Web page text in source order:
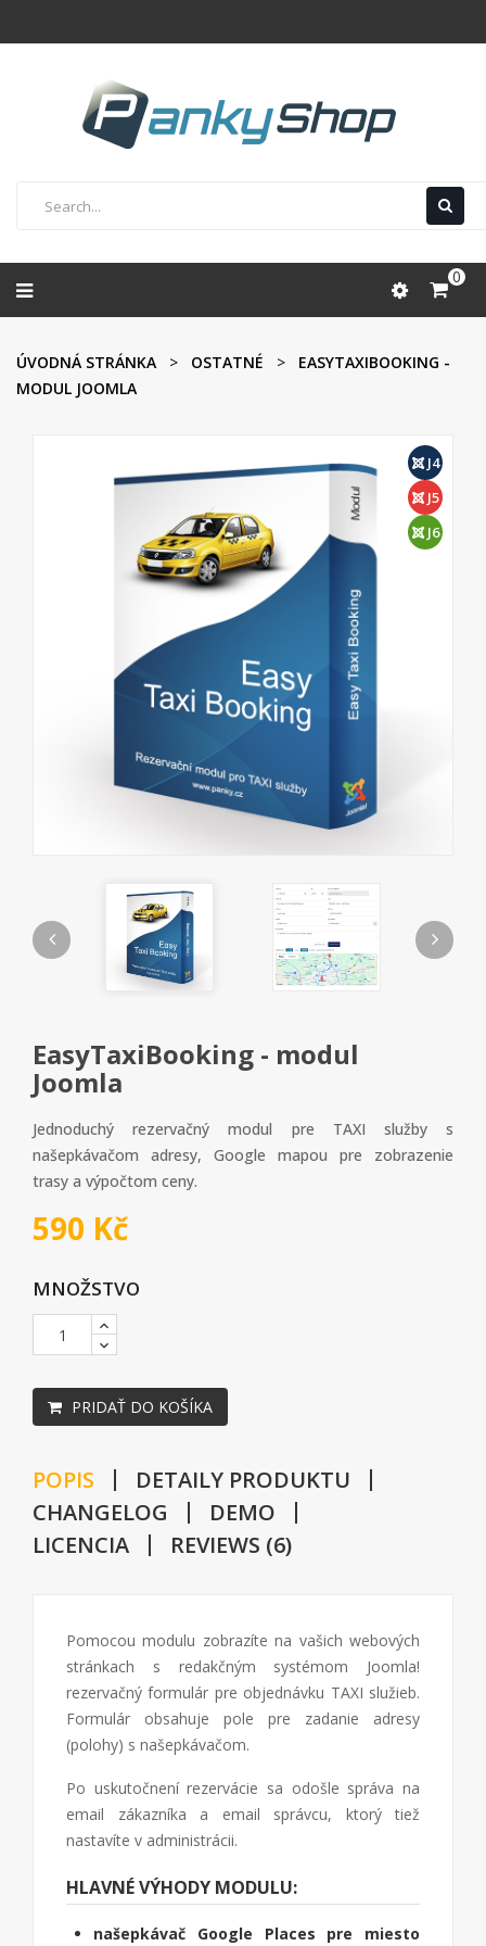
0
ÚVODNÁ STRÁNKA OSTATNÉ
EASYTAXIBOOKING -
MODUL JOOMLA
J4
J5
J6
EasyTaxiBooking - modul
Joomla
Jednoduchý rezervačný modul pre TAXI služby s
našepkávačom adresy, Google mapou pre zobrazenie
trasy a výpočtom ceny.
590 Kč
MNOŽSTVO
PRIDAŤ DO KOŠÍKA
POPIS
DETAILY PRODUKTU
CHANGELOG
DEMO
LICENCIA
REVIEWS (6)
Pomocou modulu zobrazíte na vašich webových
stránkach s redakčným systémom Joomla!
rezervačný formulár pre objednávku TAXI služieb.
Formulár obsahuje pole pre zadanie adresy
(polohy) s našepkávačom.
Po uskutočnení rezervácie sa odošle správa na
email zákazníka a email správcu, ktorý tiež
nastavíte v administrácii.
HLAVNÉ VÝHODY MODULU:
našepkávač Google Places pre miesto